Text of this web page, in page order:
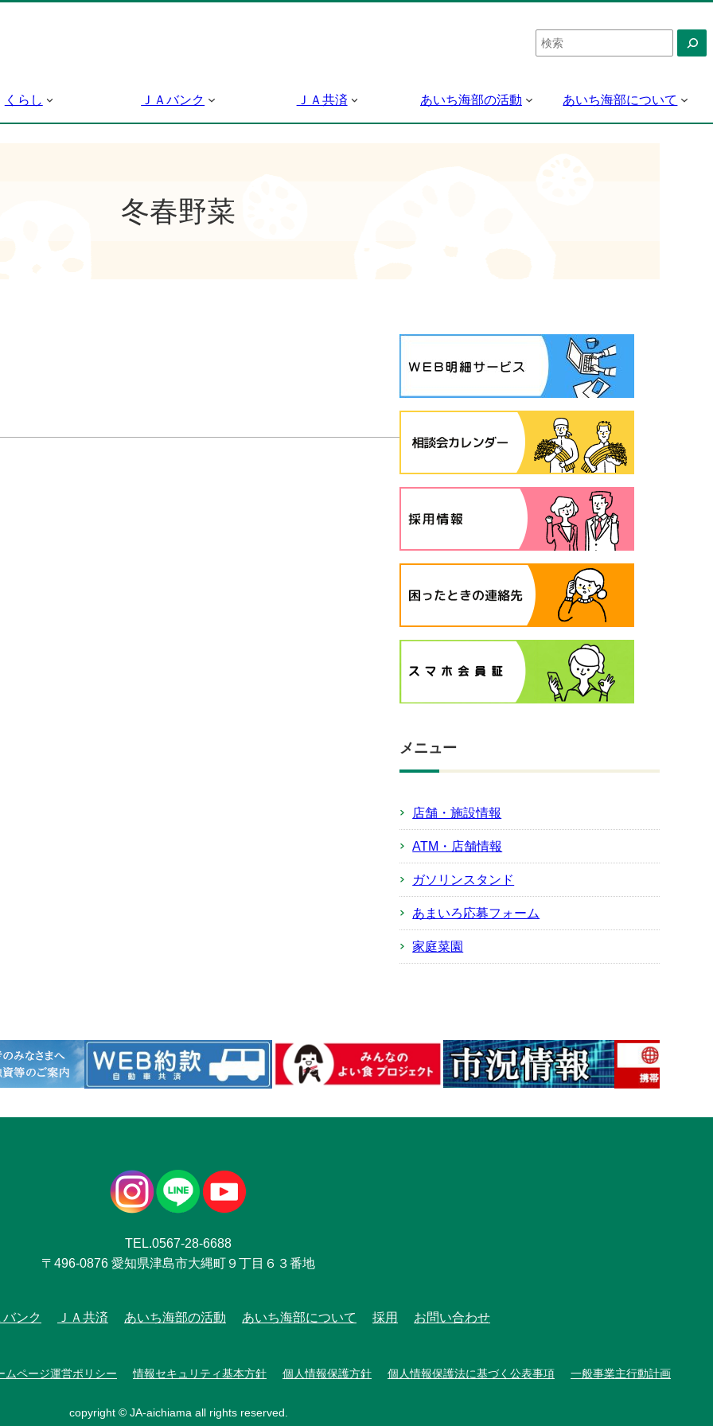
検
索
くらし ＪＡバンク ＪＡ共済 あいち海部の活動 あいち海部について
冬春野菜
メニュー
店舗・施設情報
ATM・店舗情報
ガソリンスタンド
あまいろ応募フォーム
家庭菜園
TEL.0567-28-6688
〒496-0876 愛知県津島市大縄町９丁目６３番地
バンク ＪＡ共済 あいち海部の活動 あいち海部について 採用 お問い合わせ
ムページ運営ポリシー 情報セキュリティ基本方針 個人情報保護方針 個人情報保護法に基づく公表事項 一般事業主行動計画
copyright © JA-aichiama all rights reserved.